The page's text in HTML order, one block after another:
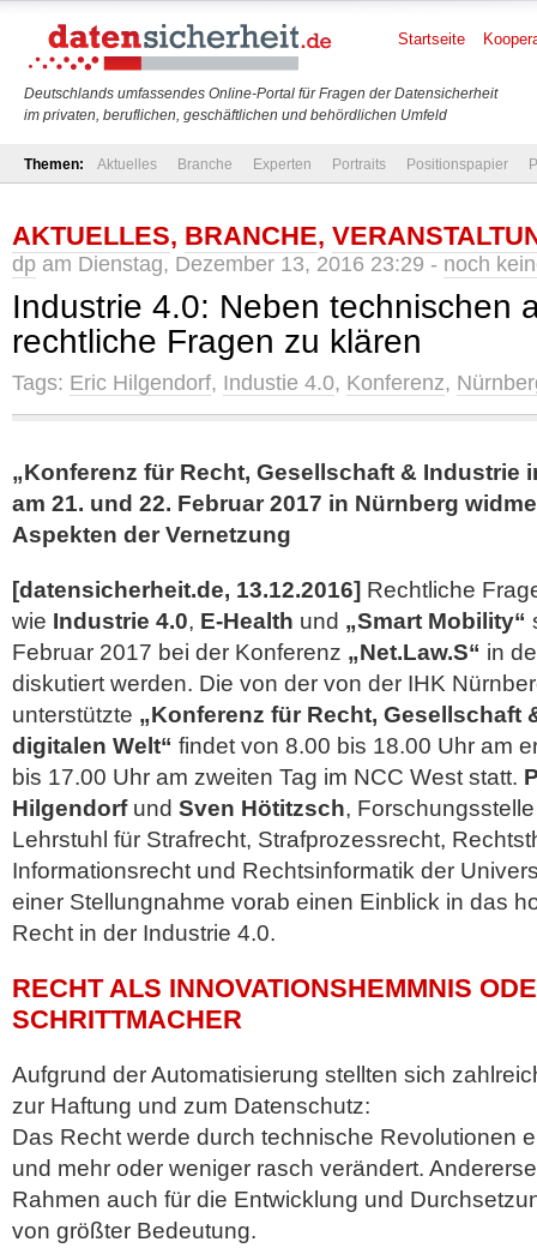
Deutschlands umfassendes Online-Portal für Fragen der Datensicherheit
im privaten, beruflichen, geschäftlichen und behördlichen Umfeld
Startseite
Themen: Aktuelles Branche Experten Portraits Positionspapier
AKTUELLES, BRANCHE,
dp am Dienstag, Dezember 13, 2016 23:29 - noch
Industrie 4.0: Neben technischen
rechtliche Fragen zu klären
Tags: Eric Hilgendorf, Industie 4.0, Konferenz,
„Konferenz für Recht, Gesellschaft & Industrie
am 21. und 22. Februar 2017 in Nürnberg
Aspekten der Vernetzung
[datensicherheit.de, 13.12.2016] Rechtliche
wie Industrie 4.0, E-Health und „Smart Mobility“
Februar 2017 bei der Konferenz „Net.Law.S“ in
diskutiert werden. Die von der von der IHK
unterstützte „Konferenz für Recht, Gesellschaft
digitalen Welt“ findet von 8.00 bis 18.00 Uhr am
bis 17.00 Uhr am zweiten Tag im NCC West statt.
Hilgendorfund Sven Hötitzsch,
Lehrstuhl für Strafrecht, Strafprozessrecht,
Informationsrecht und Rechtsinformatik der
einer Stellungnahme vorab einen Einblick in das
Recht in der Industrie 4.0.
RECHT ALS INNOVATIONSHEMMNIS
SCHRITTMACHER
Aufgrund der Automatisierung stellten sich
zur Haftung und zum Datenschutz:
Das Recht werde durch technische Revolutionen
und mehr oder weniger rasch verändert.
Rahmen auch für die Entwicklung und
von größter Bedeutung.